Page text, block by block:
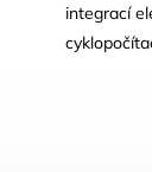
integrací